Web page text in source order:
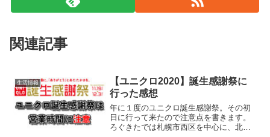
関連記事
生活情報
【ユニクロ2020】誕生感謝祭に
行った感想
年に１度のユニクロ誕生感謝祭。その初
日に行って来たので注意点を書きます。
ろぐきたでは札幌市西区を中心に、北海